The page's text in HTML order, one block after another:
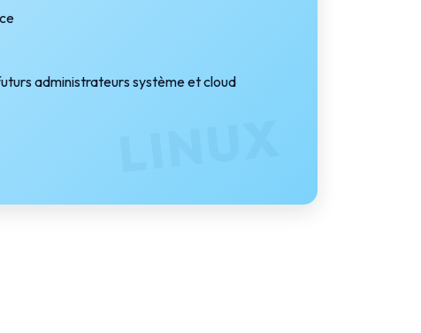
administrateurs système et cloud